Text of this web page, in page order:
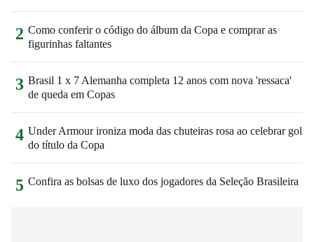
2 Como conferir o código do álbum da Copa e comprar as
figurinhas faltantes
3 Brasil 1 x 7 Alemanha completa 12 anos com nova 'ressaca'
de queda em Copas
4 Under Armour ironiza moda das chuteiras rosa ao celebrar gol
do título da Copa
5 Confira as bolsas de luxo dos jogadores da Seleção Brasileira